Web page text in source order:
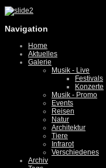
Navigation
Home
Aktuelles
Galerie
Musik - Live
Festivals
Konzerte
Musik - Promo
Events
Reisen
Natur
Architektur
Tiere
Infrarot
Verschiedenes
Archiv